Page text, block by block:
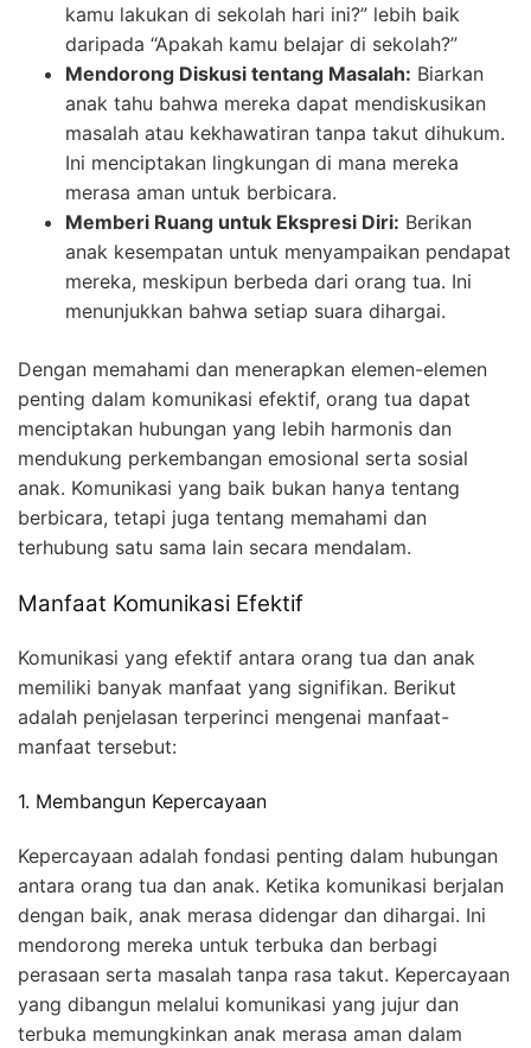
kamu lakukan di sekolah hari ini?” lebih baik
daripada “Apakah kamu belajar di sekolah?”
Mendorong Diskusi tentang Masalah: Biarkan
anak tahu bahwa mereka dapat mendiskusikan
masalah atau kekhawatiran tanpa takut dihukum.
Ini menciptakan lingkungan di mana mereka
merasa aman untuk berbicara.
Memberi Ruang untuk Ekspresi Diri: Berikan
anak kesempatan untuk menyampaikan pendapat
mereka, meskipun berbeda dari orang tua. Ini
menunjukkan bahwa setiap suara dihargai.
Dengan memahami dan menerapkan elemen-elemen
penting dalam komunikasi efektif, orang tua dapat
menciptakan hubungan yang lebih harmonis dan
mendukung perkembangan emosional serta sosial
anak. Komunikasi yang baik bukan hanya tentang
berbicara, tetapi juga tentang memahami dan
terhubung satu sama lain secara mendalam.
Manfaat Komunikasi Efektif
Komunikasi yang efektif antara orang tua dan anak
memiliki banyak manfaat yang signifikan. Berikut
adalah penjelasan terperinci mengenai manfaat-
manfaat tersebut:
1. Membangun Kepercayaan
Kepercayaan adalah fondasi penting dalam hubungan
antara orang tua dan anak. Ketika komunikasi berjalan
dengan baik, anak merasa didengar dan dihargai. Ini
mendorong mereka untuk terbuka dan berbagi
perasaan serta masalah tanpa rasa takut. Kepercayaan
yang dibangun melalui komunikasi yang jujur dan
terbuka memungkinkan anak merasa aman dalam